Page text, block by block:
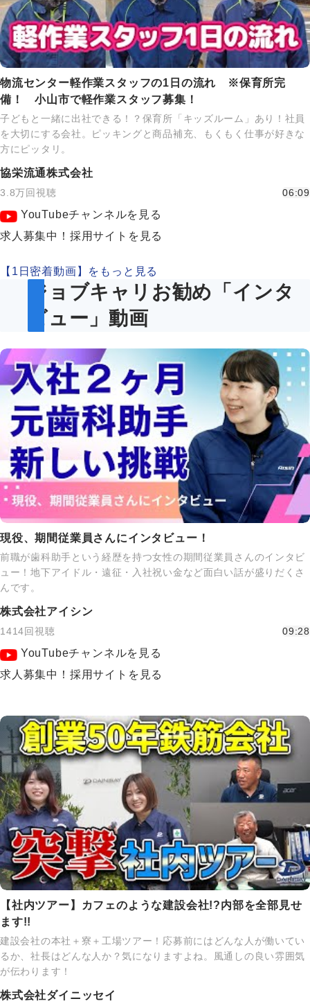
物流センター軽作業スタッフの1日の流れ ※保育所完
備！ 小山市で軽作業スタッフ募集！
子どもと一緒に出社できる！？保育所「キッズルーム」あり！社員
を大切にする会社。ピッキングと商品補充、もくもく仕事が好きな
方にピッタリ。
協栄流通株式会社
3.8万回視聴 06:09
YouTubeチャンネルを見る
求人募集中！採用サイトを見る
【1日密着動画】をもっと見る
ジョブキャリお勧め「インタ
ビュー」動画
現役、期間従業員さんにインタビュー！
前職が歯科助手という経歴を持つ女性の期間従業員さんのインタビ
ュー！地下アイドル・遠征・入社祝い金など面白い話が盛りだくさ
んです。
株式会社アイシン
1414回視聴 09:28
YouTubeチャンネルを見る
求人募集中！採用サイトを見る
【社内ツアー】カフェのような建設会社!?内部を全部見せ
ます!!
建設会社の本社＋寮＋工場ツアー！応募前にはどんな人が働いてい
るか、社長はどんな人か？気になりますよね。風通しの良い雰囲気
が伝わります！
株式会社ダイニッセイ